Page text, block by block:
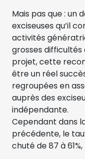
Mais pas que : un
exciseuses qu’il
activités
grosses
projet, cette
être un réel
regroupées en
auprès des
indépendante.
Cependant dans
précédente, le
chuté de 87 à